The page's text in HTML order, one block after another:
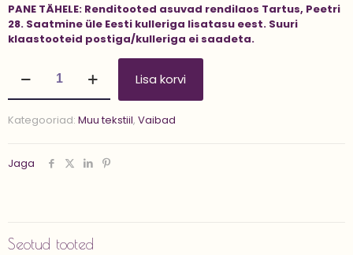
PANE TÄHELE: Renditooted asuvad rendilaos Tartus, Peetri
28. Saatmine üle Eesti kulleriga lisatasu eest. Suuri
klaastooteid postiga/kulleriga ei saadeta.
'AURA
2
kogus
Lisa korvi
Kategooriad: Muu tekstiil, Vaibad
Jaga
Seotud tooted